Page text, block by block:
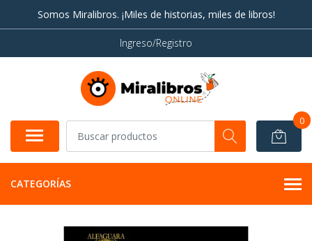
Somos Miralibros. ¡Miles de historias, miles de libros!
Ingreso/Registro
0
CATEGORÍAS